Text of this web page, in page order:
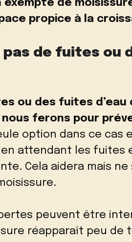
de
propice à la
pas de fuites ou
ou des fuites d’eau
ferons pour
option dans ce cas
attendant les fuites
Cela aidera mais ne
peuvent être
réapparaît peu de